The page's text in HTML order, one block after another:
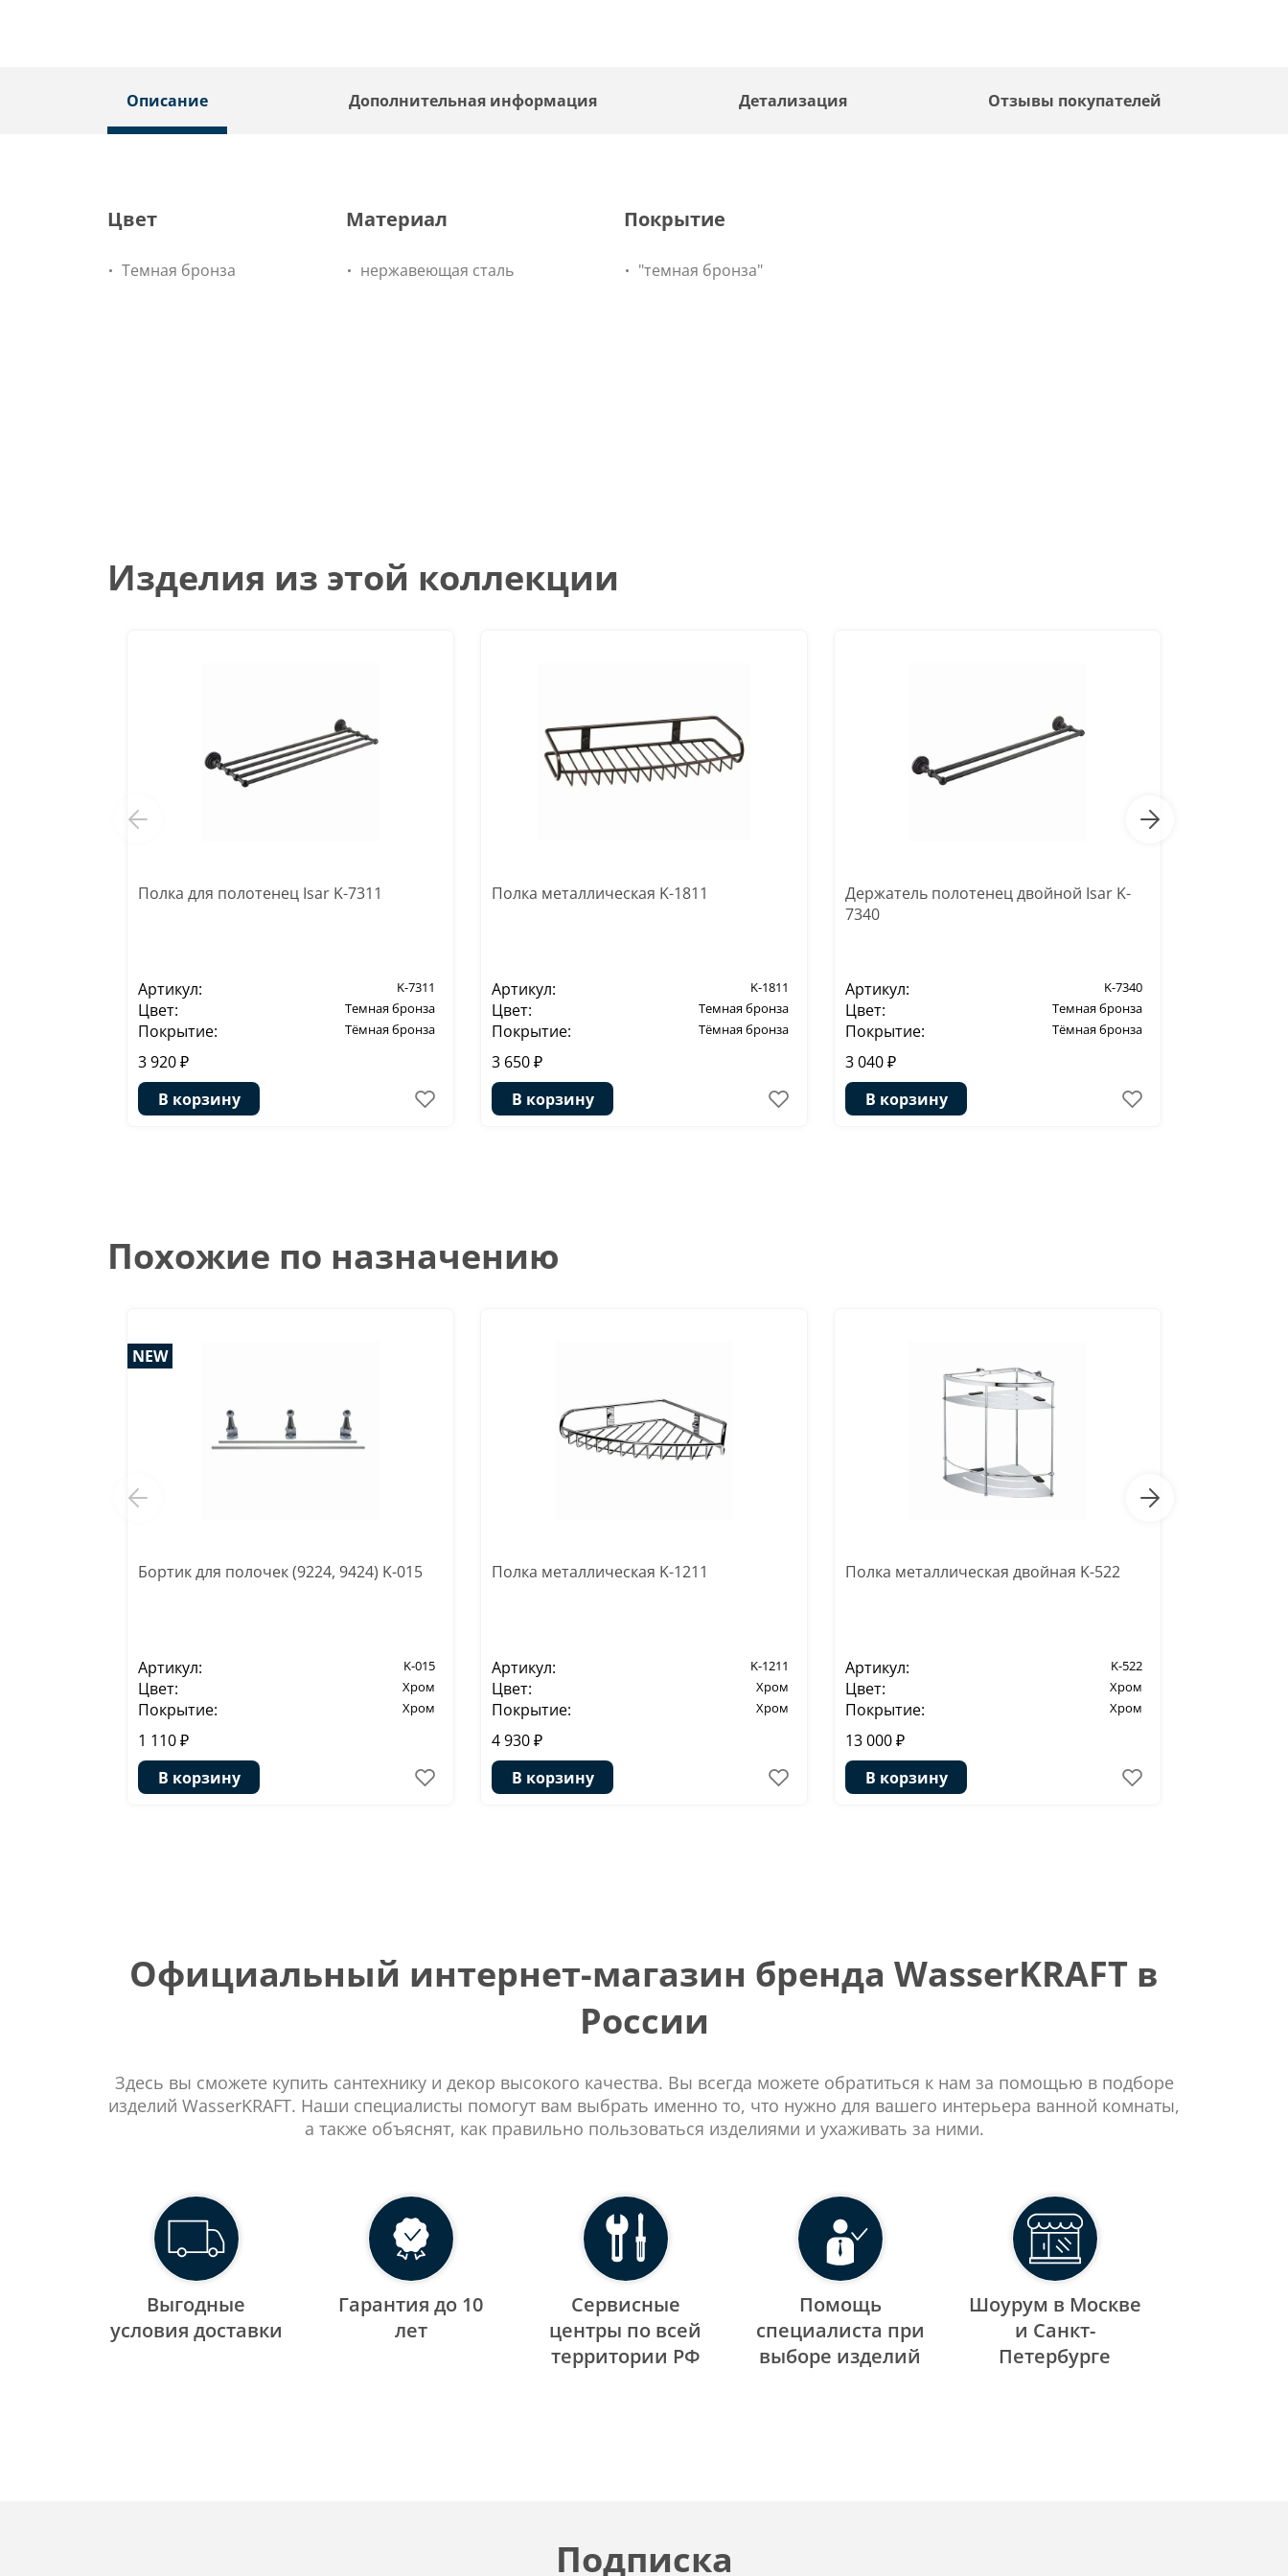
Описание Дополнительная информация Детализация Отзывы покупателей
Цвет
Темная бронза
Материал
нержавеющая сталь
Покрытие
"темная бронза"
Изделия из этой коллекции
Полка для полотенец Isar K-7311
Артикул: K-7311
Цвет: Темная бронза
Покрытие: Тёмная бронза
3 920 ₽
В корзину
Полка металлическая K-1811
Артикул: K-1811
Цвет: Темная бронза
Покрытие: Тёмная бронза
3 650 ₽
В корзину
Держатель полотенец двойной Isar K-
7340
Артикул: K-7340
Цвет: Темная бронза
Покрытие: Тёмная бронза
3 040 ₽
В корзину
Похожие по назначению
NEW
Бортик для полочек (9224, 9424) K-015
Артикул: K-015
Цвет: Хром
Покрытие: Хром
1 110 ₽
В корзину
Полка металлическая K-1211
Артикул: K-1211
Цвет: Хром
Покрытие: Хром
4 930 ₽
В корзину
Полка металлическая двойная K-522
Артикул: K-522
Цвет: Хром
Покрытие: Хром
13 000 ₽
В корзину
Официальный интернет-магазин бренда WasserKRAFT в
России
Здесь вы сможете купить сантехнику и декор высокого качества. Вы всегда можете обратиться к нам за помощью в подборе
изделий WasserKRAFT. Наши специалисты помогут вам выбрать именно то, что нужно для вашего интерьера ванной комнаты,
а также объяснят, как правильно пользоваться изделиями и ухаживать за ними.
Выгодные
уcловия доставки
Гарантия до 10
лет
Сервисные
центры по всей
территории РФ
Помощь
специалиста при
выборе изделий
Шоурум в Москве
и Санкт-
Петербурге
Подписка